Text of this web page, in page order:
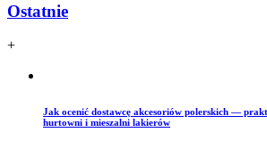
Ostatnie
+
Jak ocenić dostawcę akcesoriów polerskich —
hurtowni i mieszalni lakierów